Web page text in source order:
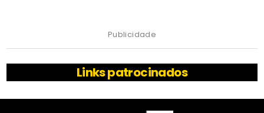
Publicidade
Links patrocinados